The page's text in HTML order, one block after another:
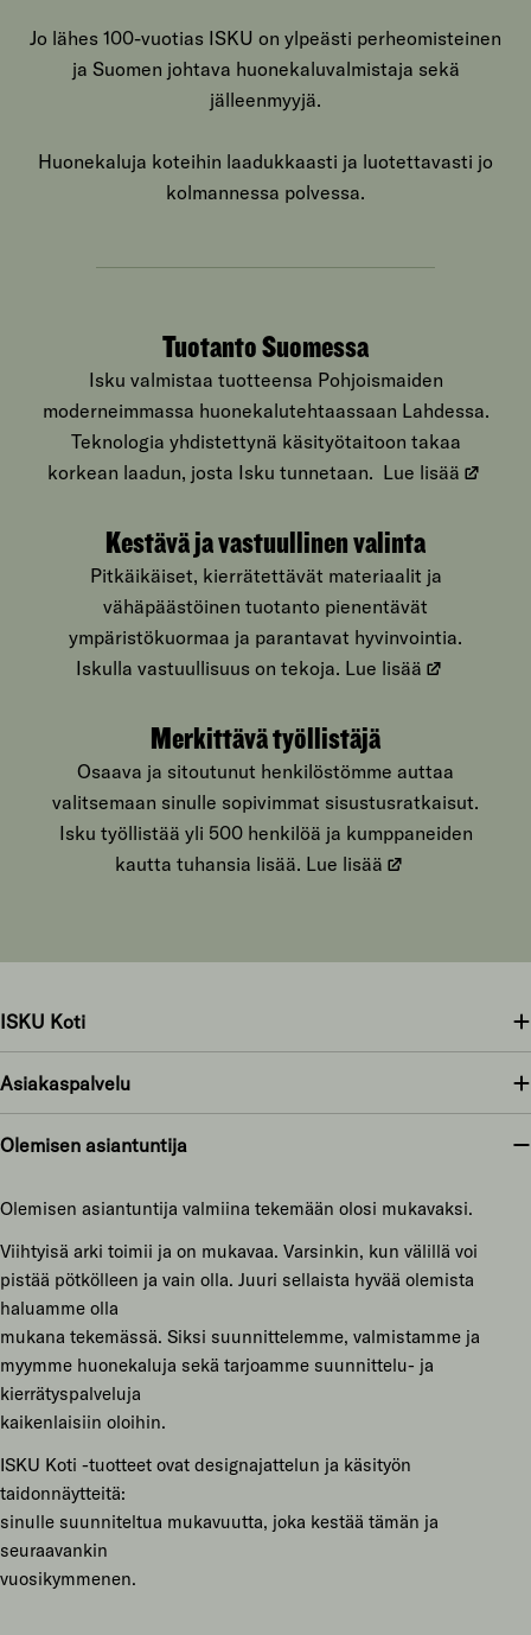
Jo lähes 100-vuotias ISKU on ylpeästi perheomisteinen
ja Suomen johtava huonekaluvalmistaja sekä
jälleenmyyjä.
Huonekaluja koteihin laadukkaasti ja luotettavasti jo
kolmannessa polvessa.
Tuotanto Suomessa
Isku valmistaa tuotteensa Pohjoismaiden
moderneimmassa huonekalutehtaassaan Lahdessa.
Teknologia yhdistettynä käsityötaitoon takaa
korkean laadun, josta Isku tunnetaan. Lue lisää
Kestävä ja vastuullinen valinta
Pitkäikäiset, kierrätettävät materiaalit ja
vähäpäästöinen tuotanto pienentävät
ympäristökuormaa ja parantavat hyvinvointia.
Iskulla vastuullisuus on tekoja. Lue lisää
Merkittävä työllistäjä
Osaava ja sitoutunut henkilöstömme auttaa
valitsemaan sinulle sopivimmat sisustusratkaisut.
Isku työllistää yli 500 henkilöä ja kumppaneiden
kautta tuhansia lisää. Lue lisää
ISKU Koti
Asiakaspalvelu
Olemisen asiantuntija
Olemisen asiantuntija valmiina tekemään olosi mukavaksi.
Viihtyisä arki toimii ja on mukavaa. Varsinkin, kun välillä voi
pistää pötkölleen ja vain olla. Juuri sellaista hyvää olemista
haluamme olla
mukana tekemässä. Siksi suunnittelemme, valmistamme ja
myymme huonekaluja sekä tarjoamme suunnittelu- ja
kierrätyspalveluja
kaikenlaisiin oloihin.
ISKU Koti -tuotteet ovat designajattelun ja käsityön
taidonnäytteitä:
sinulle suunniteltua mukavuutta, joka kestää tämän ja
seuraavankin
vuosikymmenen.